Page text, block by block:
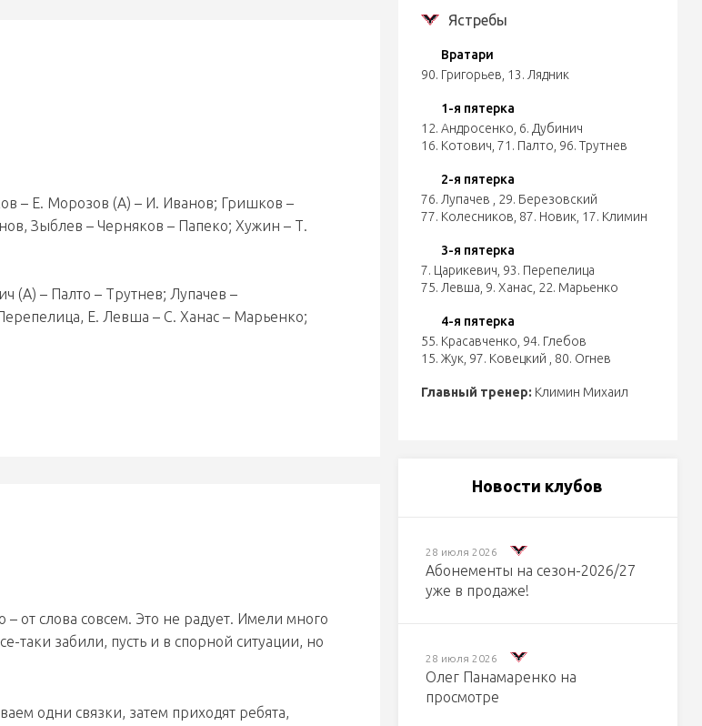
– Е. Морозов (А) – И. Иванов; Гришков –
Зыблев – Черняков – Папеко; Хужин – Т.
(А) – Палто – Трутнев; Лупачев –
Е. Левша – С. Ханас – Марьенко;
от слова совсем. Это не радует. Имели много
таки забили, пусть и в спорной ситуации, но
одни связки, затем приходят ребята,
Ястребы
Вратари
90. Григорьев 13. Лядник
1-я пятерка
12. Андросенко 6. Дубинич
16. Котович 71. Палто 96. Трутнев
2-я пятерка
76. Лупачев
29. Березовский
77. Колесников 87. Новик 17. Климин
3-я пятерка
7. Царикевич 93. Перепелица
75. Левша 9. Ханас 22. Марьенко
4-я пятерка
55. Красавченко 94. Глебов
15. Жук 97. Ковецкий 80. Огнев
Главный тренер: Климин Михаил
Новости клубов
28 июля 2026
Абонементы на сезон-2026/27
уже в продаже!
28 июля 2026
Олег Панамаренко на
просмотре